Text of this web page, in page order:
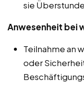
sie
Anwesenheit bei
Teilnahme an
oder